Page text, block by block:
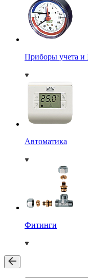
Приборы учета
Автоматика
Фитинги